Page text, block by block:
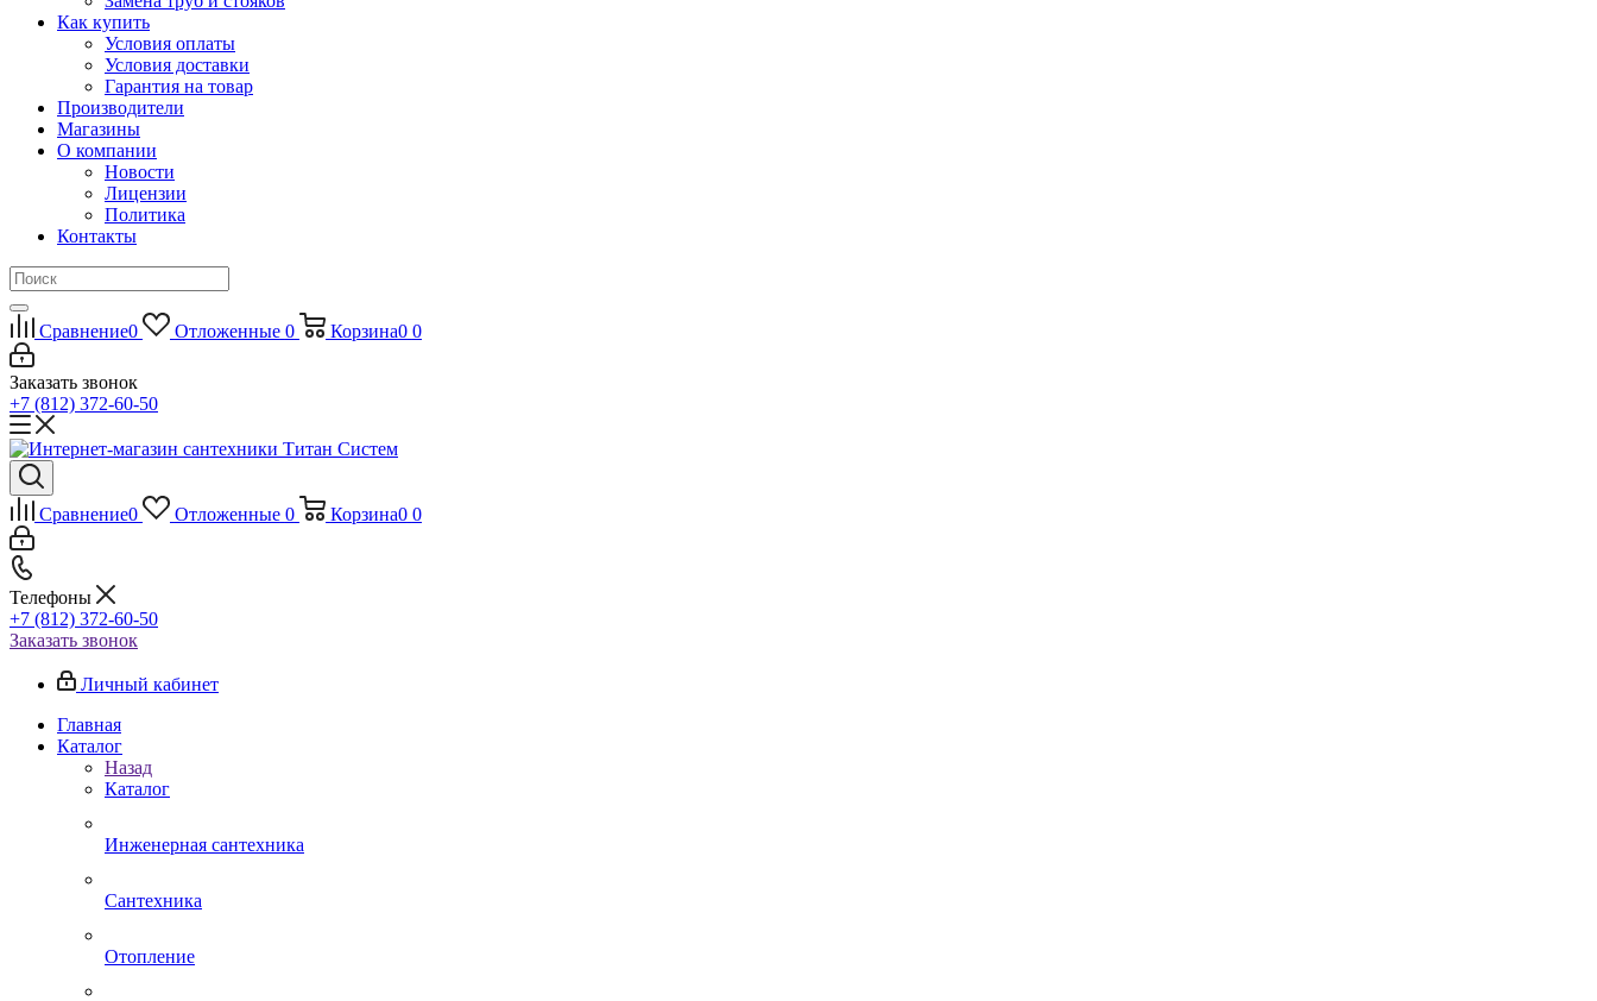
Как купить
Условия оплаты
Условия доставки
Гарантия на товар
Производители
Магазины
О компании
Новости
Лицензии
Политика
Контакты
Сравнение0 Отложенные 0 Корзина0 0
Заказать звонок
+7 (812) 372-60-50
Сравнение0 Отложенные 0 Корзина0 0
Телефоны
+7 (812) 372-60-50
Заказать звонок
Личный кабинет
Главная
Каталог
Назад
Каталог
Инженерная сантехника
Сантехника
Отопление